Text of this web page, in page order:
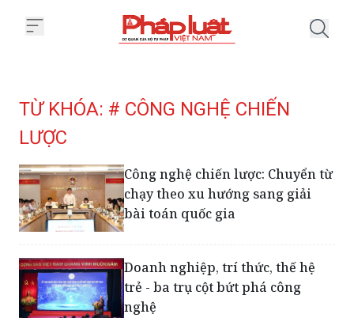
TỪ KHÓA: # CÔNG NGHỆ CHIẾN
LƯỢC
Công nghệ chiến lược: Chuyển từ
chạy theo xu hướng sang giải
bài toán quốc gia
Doanh nghiệp, trí thức, thế hệ
trẻ - ba trụ cột bứt phá công
nghệ